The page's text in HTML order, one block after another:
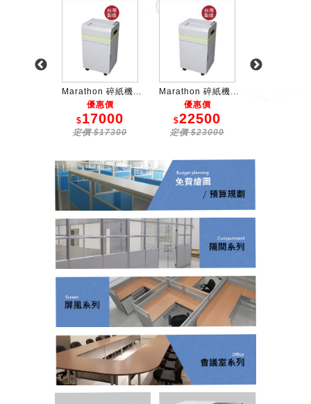
Marathon 碎紙機...
優惠價
$17000
定價 $17300
Marathon 碎紙機...
優惠價
$22500
定價 $23000